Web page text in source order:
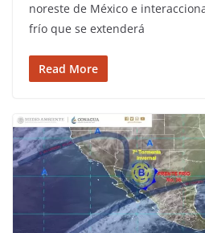
noreste de México e
frío que se extenderá
Read More